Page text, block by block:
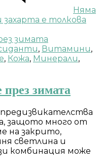
Няма
е толкова
, Витамини,
, Кожа, Минерали,
през зимата
защото много от
на закрито,
светлина и
комбинация може